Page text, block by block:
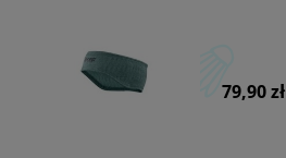
79,90 zł